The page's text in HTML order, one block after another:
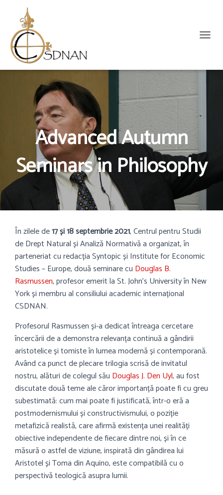
R
A
Advanced Autumn
Seminars in Philosophy
În zilele de17 și 18 septembrie 2021, Centrul pentru Studii
de Drept Natural și Analiză Normativă a organizat, în
parteneriat cu redacția Syntopic și Institute for Economic
Studies – Europe, două seminare cu Douglas B.
Rasmussen, profesor emerit la St. John’s University în New
York și membru al consiliului academic internațional
CSDNAN.
Profesorul Rasmussenși-a dedicat întreaga cercetare
încercării de a demonstra relevanța continuă a gândirii
aristotelice și tomiste în lumea modernă și contemporană.
Având ca punct de plecare trilogia scrisă de invitatul
nostru, alături de colegul său Douglas J. Den Uyl, au fost
discutate două teme ale căror importanță poate fi cu greu
subestimată: cum mai poate fi justificată, într-o eră a
postmodernismului și constructivismului, o poziție
metafizică realistă, care afirmă existența unei realități
obiective independente de fiecare dintre noi, și în ce
măsură o astfel de viziune, inspirată din gândirea lui
Aristotel și Toma din Aquino, este compatibilă cu o
perspectivă teologică asupra lumii.